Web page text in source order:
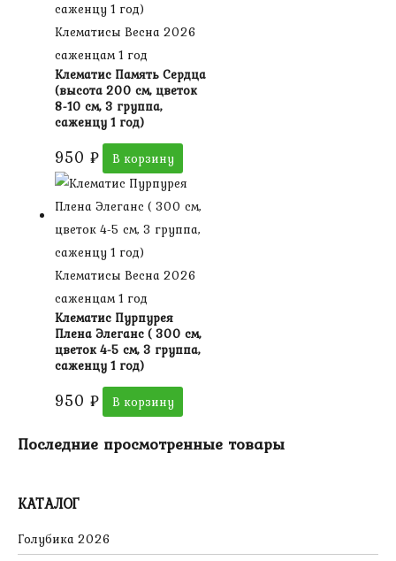
КАТАЛОГ
Голубика 2026
Клематисы Весна 2026
саженцам 1 год
Клематис Память Сердца
(высота 200 см, цветок
8-10 см, 3 группа,
саженцу 1 год)
950 ₽ В корзину
Клематисы Весна 2026
саженцам 1 год
Клематис Пурпурея
Плена Элеганс ( 300 см,
цветок 4-5 см, 3 группа,
саженцу 1 год)
950 ₽ В корзину
Последние просмотренные товары